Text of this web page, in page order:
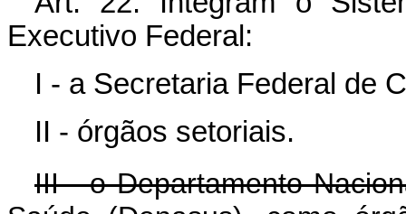
Executivo Federal:
I - a Secretaria Federal de
II - órgãos setoriais.
III - o Departamento